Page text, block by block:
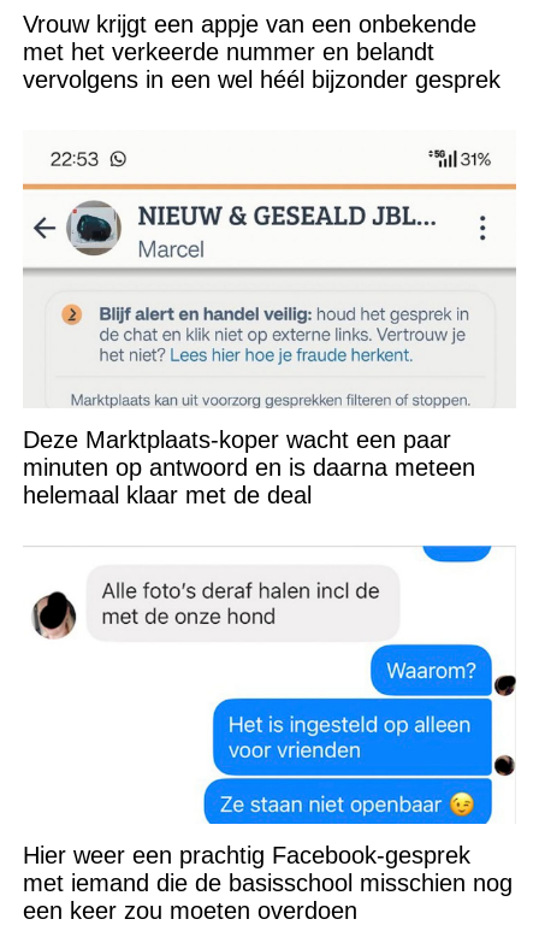
Vrouw krijgt een appje van een onbekende
met het verkeerde nummer en belandt
vervolgens in een wel héél bijzonder gesprek
Deze Marktplaats-koper wacht een paar
minuten op antwoord en is daarna meteen
helemaal klaar met de deal
Hier weer een prachtig Facebook-gesprek
met iemand die de basisschool misschien nog
een keer zou moeten overdoen